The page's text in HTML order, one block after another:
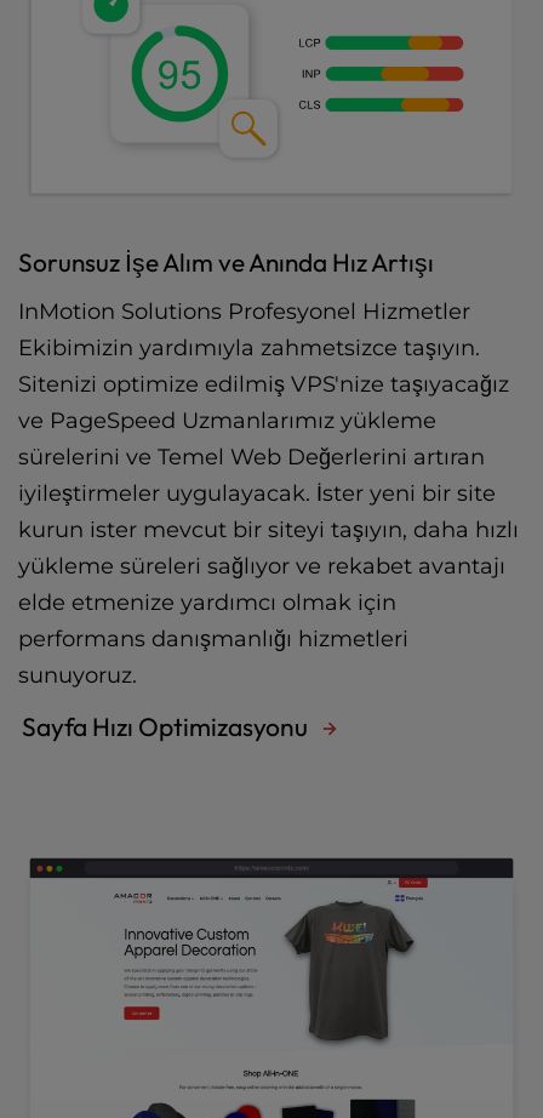
Sorunsuz İşe Alım ve Anında Hız Artışı
InMotion Solutions Profesyonel Hizmetler
Ekibimizin yardımıyla zahmetsizce taşıyın.
Sitenizi optimize edilmiş VPS'nize taşıyacağız
ve PageSpeed Uzmanlarımız yükleme
sürelerini ve Temel Web Değerlerini artıran
iyileştirmeler uygulayacak. İster yeni bir site
kurun ister mevcut bir siteyi taşıyın, daha hızlı
yükleme süreleri sağlıyor ve rekabet avantajı
elde etmenize yardımcı olmak için
performans danışmanlığı hizmetleri
sunuyoruz.
Sayfa Hızı Optimizasyonu